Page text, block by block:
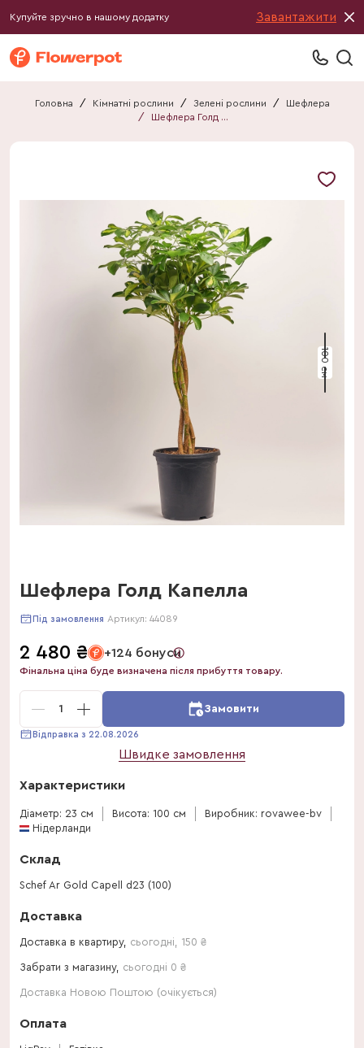
Купуйте зручно в нашому додатку Завантажити
Головна / Кімнатні рослини / Зелені рослини /
Шефлера
/
Шефлера Голд Капелла
100 см
Шефлера Голд Капелла
Під замовлення Артикул: 44089
2 480 ₴ +124 бонуси
Фінальна ціна буде визначена після прибуття товару.
1 Замовити
Відправка з 22.08.2026
Швидке замовлення
Характеристики
Діаметр: 23 см Висота: 100 см
Виробник: rovawee-bv
Нідерланди
Склад
Schef Ar Gold Capell d23 (100)
Доставка
Доставка в квартиру, сьогодні 150 ₴
Забрати з магазину, сьогодні 0 ₴
Доставка Новою Поштою (очікується)
Оплата